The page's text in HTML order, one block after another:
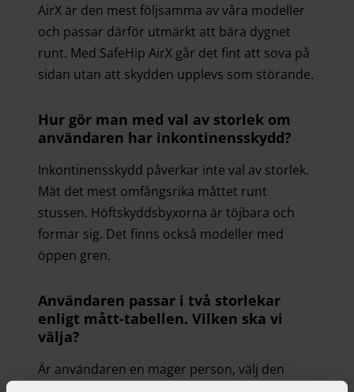
AirX är den mest följsamma av våra modeller
och passar därför utmärkt att bära dygnet
runt. Med SafeHip AirX går det fint att sova på
sidan utan att skydden upplevs som störande.
Hur gör man med val av storlek om
användaren har inkontinensskydd?
Inkontinensskydd påverkar inte val av storlek.
Mät det mest omfångsrika måttet runt
stussen. Höftskyddsbyxorna är töjbara och
formar sig. Det finns också modeller med
öppen gren.
Användaren passar i två storlekar
enligt mått-tabellen. Vilken ska vi
välja?
Är användaren en mager person, välj den